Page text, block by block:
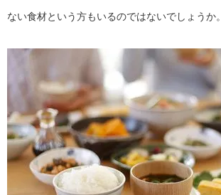
ない食材という方もいるのではないでしょうか。